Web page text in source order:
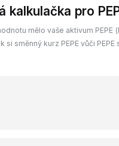
kalkulačka pro
mělo vaše aktivum PEPE
si směnný kurz PEPE vůči